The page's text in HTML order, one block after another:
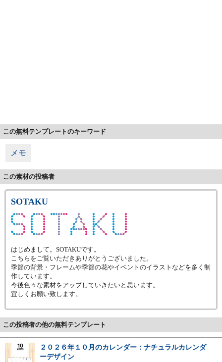
この無料テンプレートのキーワード
メモ
この素材の投稿者
SOTAKU
はじめまして。SOTAKUです。
こちらをご覧いただきありがとうございました。
季節の背景・フレームや季節の花やイベントのイラストなどを多く制
作しています。
今後色々な素材をアップしていきたいと思います。
宜しくお願い致します。
この投稿者の他の無料テンプレート
２０２６年１０月のカレンダー：ナチュラルカレンダ
ーデザイン